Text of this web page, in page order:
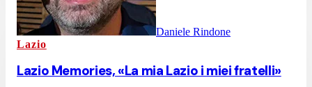
Daniele Rindone
Lazio
Lazio Memories, «La mia Lazio i miei fratelli»